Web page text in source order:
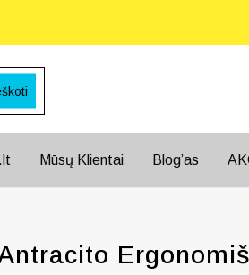
Mūsų Klientai Blog’as